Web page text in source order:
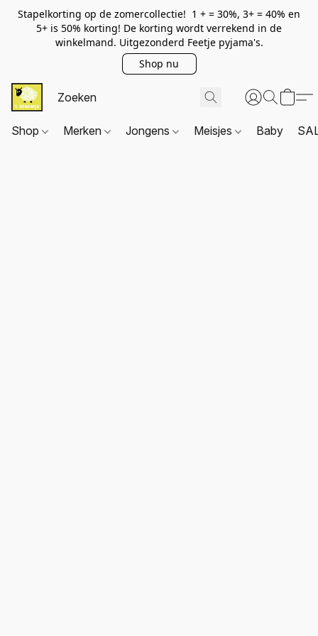
Stapelkorting op de zomercollectie! 1 + = 30%, 3+ = 40% en
5+ is 50% korting! De korting wordt verrekend in de
winkelmand. Uitgezonderd Feetje pyjama's.
Shop nu
Shop Merken Jongens Meisjes Baby